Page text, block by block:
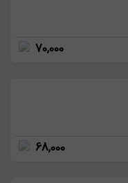
70,000
68,000